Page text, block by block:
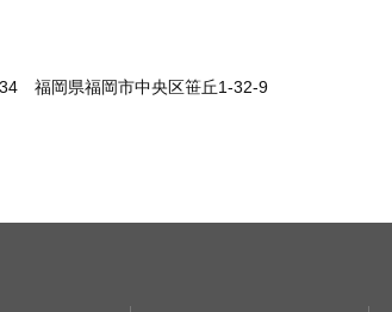
福岡県福岡市中央区笹丘1-32-9